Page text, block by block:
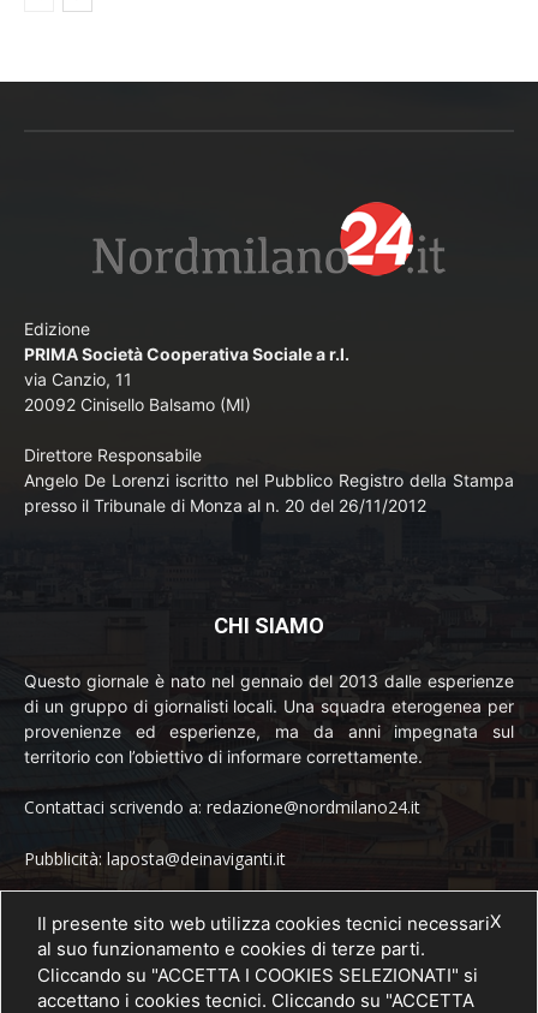
Edizione
PRIMA Società Cooperativa Sociale a r.l.
via Canzio, 11
20092 Cinisello Balsamo (MI)
Direttore Responsabile
Angelo De Lorenzi iscritto nel Pubblico Registro della Stampa
presso il Tribunale di Monza al n. 20 del 26/11/2012
CHI SIAMO
Questo giornale è nato nel gennaio del 2013 dalle esperienze
di un gruppo di giornalisti locali. Una squadra eterogenea per
provenienze ed esperienze, ma da anni impegnata sul
territorio con l’obiettivo di informare correttamente.
Contattaci scrivendo a: redazione@nordmilano24.it
Pubblicità: laposta@deinaviganti.it
SEGUICI
X
Il presente sito web utilizza cookies tecnici necessari
al suo funzionamento e cookies di terze parti.
Cliccando su "ACCETTA I COOKIES SELEZIONATI" si
accettano i cookies tecnici. Cliccando su "ACCETTA